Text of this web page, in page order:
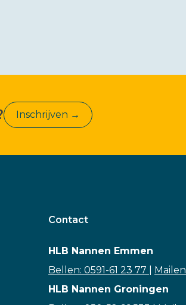
Inschrijven →
Contact
HLB Nannen Emmen
Bellen: 0591-61 23 77
Mailen
HLB Nannen Groningen